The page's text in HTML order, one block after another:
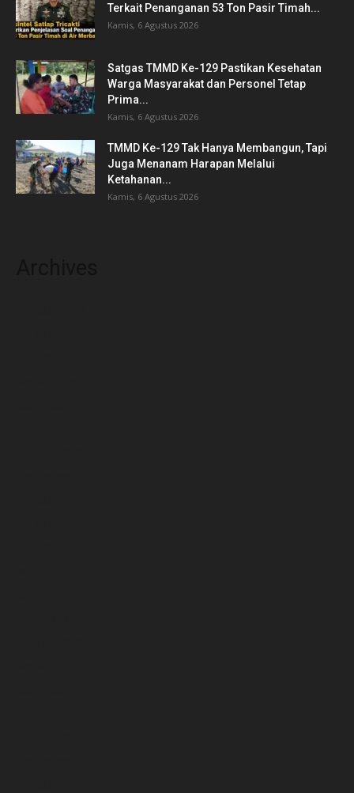
Terkait Penanganan 53 Ton Pasir Timah...
Kamis, 6 Agustus 2026
Satgas TMMD Ke-129 Pastikan Kesehatan
Warga Masyarakat dan Personel Tetap
Prima...
Kamis, 6 Agustus 2026
TMMD Ke-129 Tak Hanya Membangun, Tapi
Juga Menanam Harapan Melalui
Ketahanan...
Kamis, 6 Agustus 2026